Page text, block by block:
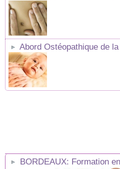
Abord Ostéopathique de
BORDEAUX: Formation